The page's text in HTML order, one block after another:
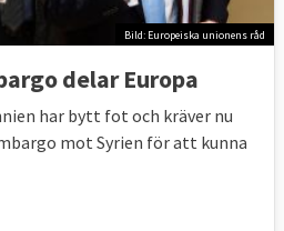
Bild: Europeiska unionens råd
delar Europa
har bytt fot och kräver nu
mot Syrien för att kunna